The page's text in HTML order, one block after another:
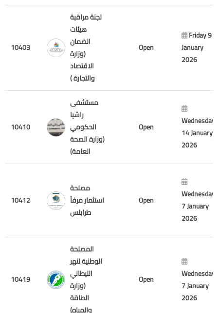
10403
لجنة مراقبة
هيئات
الضمان
(وزارة
الاقتصاد
والتجارة )
Open
Friday 9
January
2026
10410
مستشفى
راشيا
الحكومي
(وزارة الصحة
العامة)
Open
Wednesday
14 January
2026
10412
مصلحة
استثمار مرفأ
طرابلس
Open
Wednesday
7 January
2026
10419
المصلحة
الوطنية لنهر
الليطاني
(وزارة
الطاقة
والمياه)
Open
Wednesday
7 January
2026